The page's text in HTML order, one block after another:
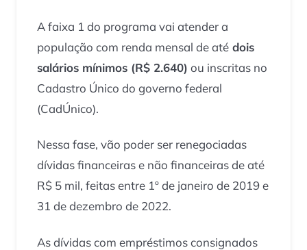
A faixa 1 do programa vai atender a
população com renda mensal de até dois
salários mínimos (R$ 2.640) ou inscritas no
Cadastro Único do governo federal
(CadÚnico).
Nessa fase, vão poder ser renegociadas
dívidas financeiras e não financeiras de até
R$ 5 mil, feitas entre 1º de janeiro de 2019 e
31 de dezembro de 2022.
As dívidas com empréstimos consignados